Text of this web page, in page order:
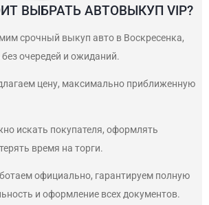
ВЫБРАТЬ АВТОВЫКУП VIP?
срочный выкуп авто в Воскресенка,
без очередей и ожиданий.
цену, максимально приближенную
искать покупателя, оформлять
время на торги.
официально, гарантируем полную
и оформление всех документов.